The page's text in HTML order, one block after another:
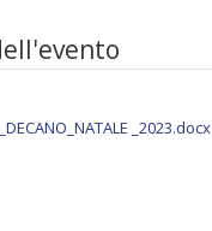
_2023.docx